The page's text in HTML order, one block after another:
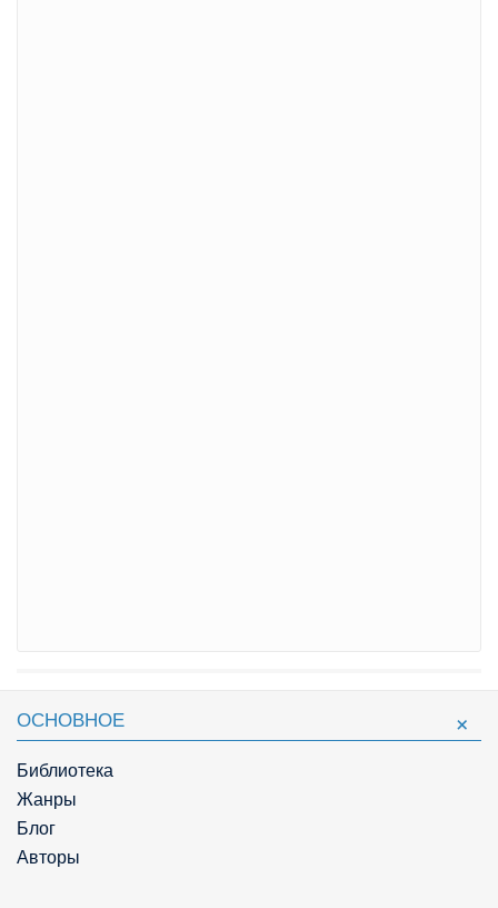
ОСНОВНОЕ
Библиотека
Жанры
Блог
Авторы